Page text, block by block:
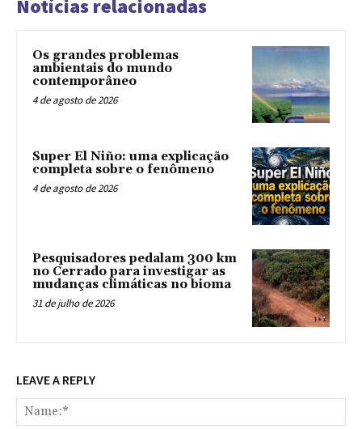
Notícias relacionadas
Os grandes problemas
ambientais do mundo
contemporâneo
4 de agosto de 2026
Super El Niño: uma explicação
completa sobre o fenômeno
4 de agosto de 2026
Pesquisadores pedalam 300 km
no Cerrado para investigar as
mudanças climáticas no bioma
31 de julho de 2026
LEAVE A REPLY